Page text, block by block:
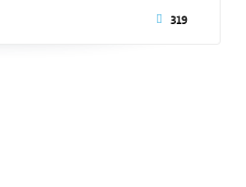
319